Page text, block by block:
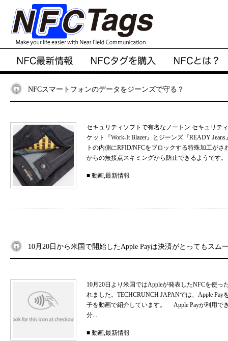
NFCスマートフォンのデータをジーンズで守る？
セキュリティソフトで有名なノートン セキュリテ
ケット『Work-It Blazer』とジーンズ『READY
トの内側にRFID/NFCをブロックする特殊加工が
からの無接点スキミングから防止できるようです
■ 動画,最新情報
10月20日から米国で開始したApple Payは決済がとってもスム
10月20日より米国ではAppleが発表したNFCを使
れました。TECHCRUNCH JAPANでは、Apple Pay
子を動画で紹介しています。 Apple Payが利用で
分...
■ 動画,最新情報